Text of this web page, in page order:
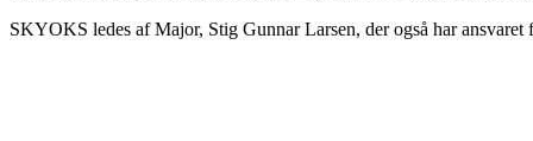
SKYOKS ledes af Major, Stig Gunnar Larsen, der også har